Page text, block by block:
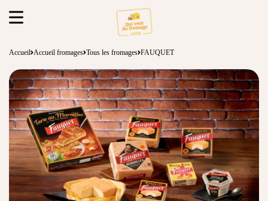
Accueil Accueil fromages Tous les fromages FAUQUET